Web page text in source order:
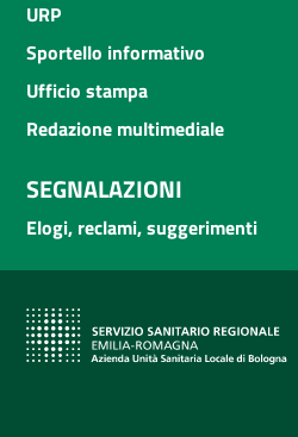
URP
Sportello informativo
Ufficio stampa
Redazione multimediale
SEGNALAZIONI
Elogi, reclami, suggerimenti